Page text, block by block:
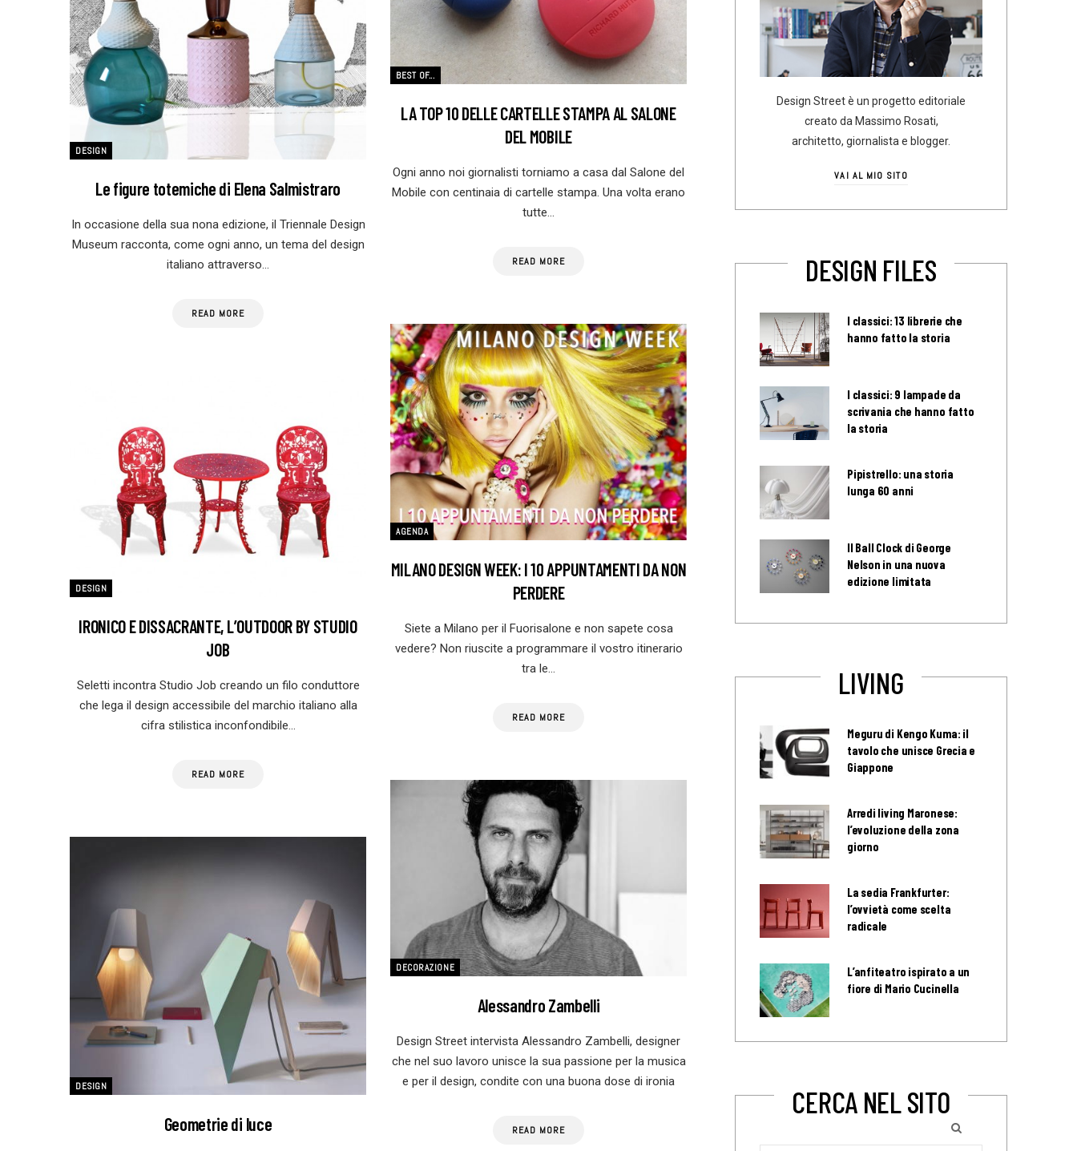
DESIGN
Le figure totemiche di Elena Salmistraro
In occasione della sua nona edizione, il Triennale Design
Museum racconta, come ogni anno, un tema del design
italiano attraverso…
READ MORE
BEST OF...
LA TOP 10 DELLE CARTELLE STAMPA AL SALONE
DEL MOBILE
Ogni anno noi giornalisti torniamo a casa dal Salone del
Mobile con centinaia di cartelle stampa. Una volta erano
tutte…
READ MORE
AGENDA
MILANO DESIGN WEEK: I 10 APPUNTAMENTI DA NON
PERDERE
Siete a Milano per il Fuorisalone e non sapete cosa
vedere? Non riuscite a programmare il vostro itinerario
tra le…
READ MORE
DESIGN
IRONICO E DISSACRANTE, L’OUTDOOR BY STUDIO
JOB
Seletti incontra Studio Job creando un filo conduttore
che lega il design accessibile del marchio italiano alla
cifra stilistica inconfondibile…
READ MORE
DECORAZIONE
Alessandro Zambelli
Design Street intervista Alessandro Zambelli, designer
che nel suo lavoro unisce la sua passione per la musica
e per il design, condite con una buona dose di ironia
READ MORE
DESIGN
Geometrie di luce
Design Street è un progetto editoriale
creato da Massimo Rosati,
architetto, giornalista e blogger.
VAI AL MIO SITO
DESIGN FILES
I classici: 13 librerie che
hanno fatto la storia
I classici: 9 lampade da
scrivania che hanno fatto
la storia
Pipistrello: una storia
lunga 60 anni
Il Ball Clock di George
Nelson in una nuova
edizione limitata
LIVING
Meguru di Kengo Kuma: il
tavolo che unisce Grecia e
Giappone
Arredi living Maronese:
l’evoluzione della zona
giorno
La sedia Frankfurter:
l’ovvietà come scelta
radicale
L’anfiteatro ispirato a un
fiore di Mario Cucinella
CERCA NEL SITO